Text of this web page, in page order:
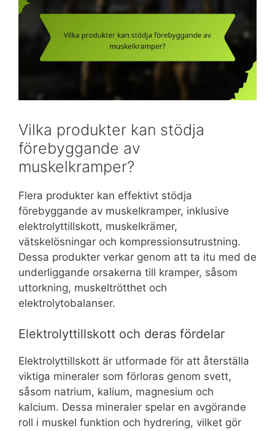
Vilka produkter kan stödja
förebyggande av
muskelkramper?
Flera produkter kan effektivt stödja
förebyggande av muskelkramper, inklusive
elektrolyttillskott, muskelkrämer,
vätskelösningar och kompressionsutrustning.
Dessa produkter verkar genom att ta itu med de
underliggande orsakerna till kramper, såsom
uttorkning, muskeltrötthet och
elektrolytobalanser.
Elektrolyttillskott och deras fördelar
Elektrolyttillskott är utformade för att återställa
viktiga mineraler som förloras genom svett,
såsom natrium, kalium, magnesium och
kalcium. Dessa mineraler spelar en avgörande
roll i muskel funktion och hydrering, vilket gör